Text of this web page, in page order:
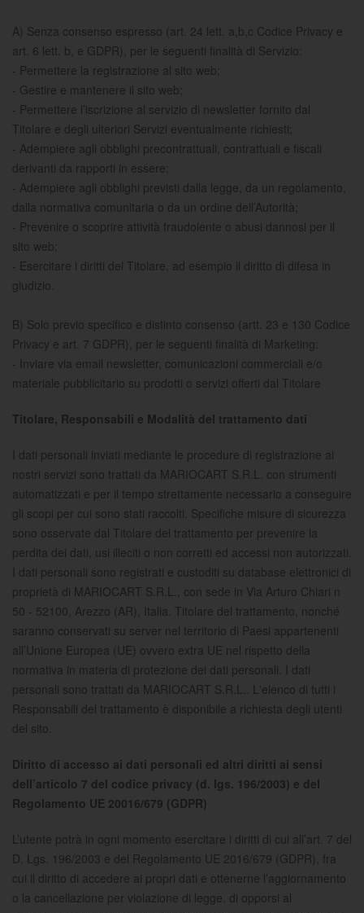
A) Senza consenso espresso (art. 24 lett. a,b,c Codice Privacy e
art. 6 lett. b, e GDPR), per le seguenti finalità di Servizio:
- Permettere la registrazione al sito web;
- Gestire e mantenere il sito web;
- Permettere l’iscrizione al servizio di newsletter fornito dal
Titolare e degli ulteriori Servizi eventualmente richiesti;
- Adempiere agli obblighi precontrattuali, contrattuali e fiscali
derivanti da rapporti in essere;
- Adempiere agli obblighi previsti dalla legge, da un regolamento,
dalla normativa comunitaria o da un ordine dell’Autorità;
- Prevenire o scoprire attività fraudolente o abusi dannosi per il
sito web;
- Esercitare i diritti del Titolare, ad esempio il diritto di difesa in
giudizio.
B) Solo previo specifico e distinto consenso (artt. 23 e 130 Codice
Privacy e art. 7 GDPR), per le seguenti finalità di Marketing:
- Inviare via email newsletter, comunicazioni commerciali e/o
materiale pubblicitario su prodotti o servizi offerti dal Titolare
Titolare, Responsabili e Modalità del trattamento dati
I dati personali inviati mediante le procedure di registrazione ai
nostri servizi sono trattati da MARIOCART S.R.L. con strumenti
automatizzati e per il tempo strettamente necessario a conseguire
gli scopi per cui sono stati raccolti. Specifiche misure di sicurezza
sono osservate dal Titolare del trattamento per prevenire la
perdita dei dati, usi illeciti o non corretti ed accessi non autorizzati.
I dati personali sono registrati e custoditi su database elettronici di
proprietà di MARIOCART S.R.L., con sede in Via Arturo Chiari n
50 - 52100, Arezzo (AR), Italia. Titolare del trattamento, nonché
saranno conservati su server nel territorio di Paesi appartenenti
all’Unione Europea (UE) ovvero extra UE nel rispetto della
normativa in materia di protezione dei dati personali. I dati
personali sono trattati da MARIOCART S.R.L.. L'elenco di tutti i
Responsabili del trattamento è disponibile a richiesta degli utenti
del sito.
Diritto di accesso ai dati personali ed altri diritti ai sensi
dell’articolo 7 del codice privacy (d. lgs. 196/2003) e del
Regolamento UE 20016/679 (GDPR)
L’utente potrà in ogni momento esercitare i diritti di cui all’art. 7 del
D. Lgs. 196/2003 e del Regolamento UE 2016/679 (GDPR), fra
cui il diritto di accedere ai propri dati e ottenerne l’aggiornamento
o la cancellazione per violazione di legge, di opporsi al